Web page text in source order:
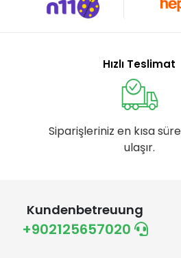
Hızlı Teslimat
Siparişleriniz en kısa
ulaşır.
Kundenbetreuung
+902125657020